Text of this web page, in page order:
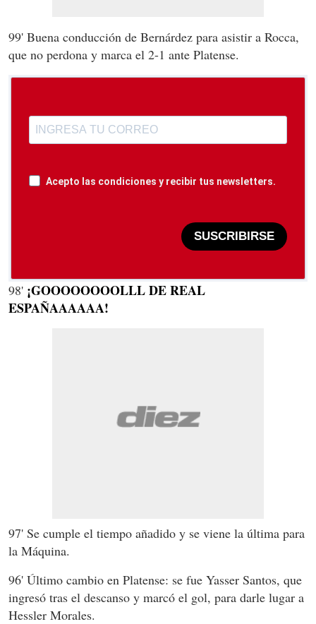
99' Buena conducción de Bernárdez para asistir a Rocca,
que no perdona y marca el 2-1 ante Platense.
Acepto las condiciones y recibir tus newsletters.
SUSCRIBIRSE
98' ¡GOOOOOOOOLLL DE REAL
ESPAÑAAAAAA!
97' Se cumple el tiempo añadido y se viene la última para
la Máquina.
96' Último cambio en Platense: se fue Yasser Santos, que
ingresó tras el descanso y marcó el gol, para darle lugar a
Hessler Morales.